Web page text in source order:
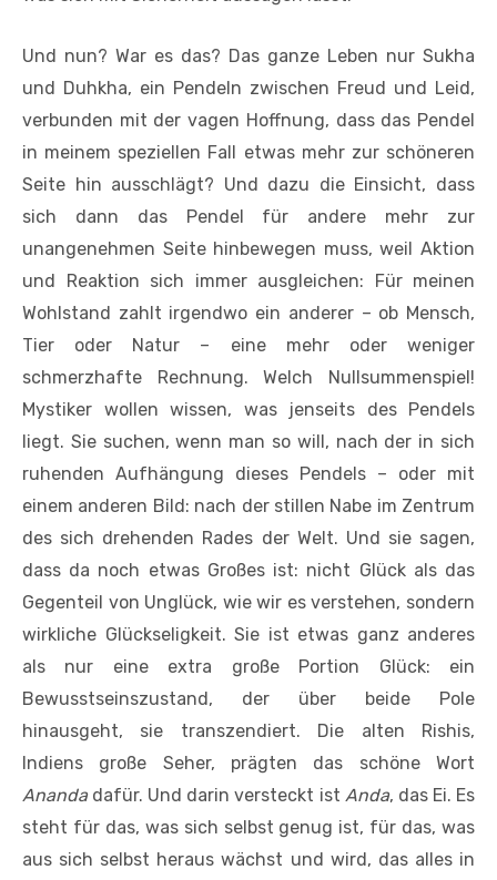
Und nun? War es das? Das ganze Leben nur Sukha
und Duhkha, ein Pendeln zwischen Freud und Leid,
verbunden mit der vagen Hoffnung, dass das Pendel
in meinem speziellen Fall etwas mehr zur schöneren
Seite hin ausschlägt? Und dazu die Einsicht, dass
sich dann das Pendel für andere mehr zur
unangenehmen Seite hinbewegen muss, weil Aktion
und Reaktion sich immer ausgleichen: Für meinen
Wohlstand zahlt irgendwo ein anderer – ob Mensch,
Tier oder Natur – eine mehr oder weniger
schmerzhafte Rechnung. Welch Nullsummenspiel!
Mystiker wollen wissen, was jenseits des Pendels
liegt. Sie suchen, wenn man so will, nach der in sich
ruhenden Aufhängung dieses Pendels – oder mit
einem anderen Bild: nach der stillen Nabe im Zentrum
des sich drehenden Rades der Welt. Und sie sagen,
dass da noch etwas Großes ist: nicht Glück als das
Gegenteil von Unglück, wie wir es verstehen, sondern
wirkliche Glückseligkeit. Sie ist etwas ganz anderes
als nur eine extra große Portion Glück: ein
Bewusstseinszustand, der über beide Pole
hinausgeht, sie transzendiert. Die alten Rishis,
Indiens große Seher, prägten das schöne Wort
Anandadafür. Und darin versteckt ist Anda, das Ei. Es
steht für das, was sich selbst genug ist, für das, was
aus sich selbst heraus wächst und wird, das alles in